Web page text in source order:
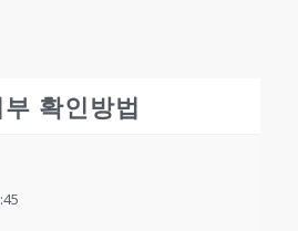
확인방법